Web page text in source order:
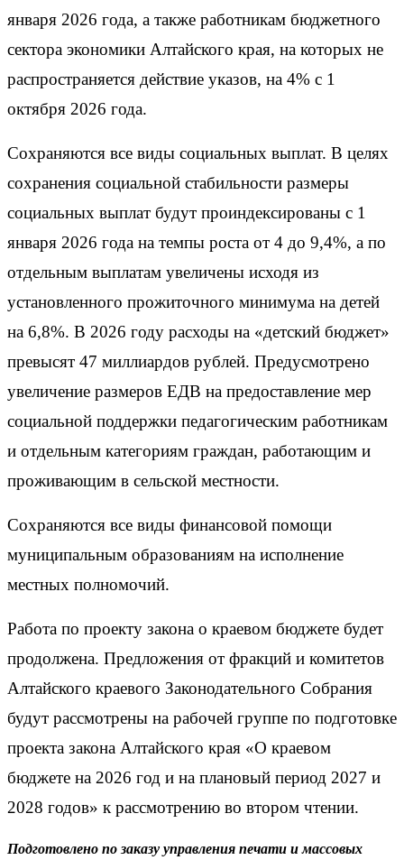
января 2026 года, а также работникам бюджетного
сектора экономики Алтайского края, на которых не
распространяется действие указов, на 4% с 1
октября 2026 года.
Сохраняются все виды социальных выплат. В целях
сохранения социальной стабильности размеры
социальных выплат будут проиндексированы с 1
января 2026 года на темпы роста от 4 до 9,4%, а по
отдельным выплатам увеличены исходя из
установленного прожиточного минимума на детей
на 6,8%. В 2026 году расходы на «детский бюджет»
превысят 47 миллиардов рублей. Предусмотрено
увеличение размеров ЕДВ на предоставление мер
социальной поддержки педагогическим работникам
и отдельным категориям граждан, работающим и
проживающим в сельской местности.
Сохраняются все виды финансовой помощи
муниципальным образованиям на исполнение
местных полномочий.
Работа по проекту закона о краевом бюджете будет
продолжена. Предложения от фракций и комитетов
Алтайского краевого Законодательного Собрания
будут рассмотрены на рабочей группе по подготовке
проекта закона Алтайского края «О краевом
бюджете на 2026 год и на плановый период 2027 и
2028 годов» к рассмотрению во втором чтении.
Подготовлено по заказу управления печати и массовых